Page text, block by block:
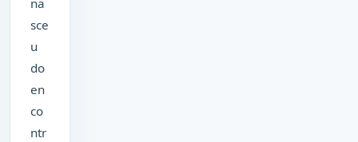
na
sce
u
do
en
co
ntr